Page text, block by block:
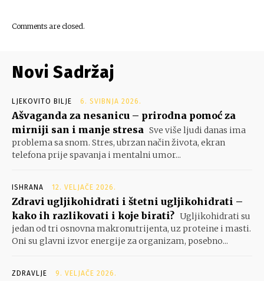
Comments are closed.
Novi Sadržaj
LJEKOVITO BILJE 6. SVIBNJA 2026.
Ašvaganda za nesanicu – prirodna pomoć za
mirniji san i manje stresa Sve više ljudi danas ima
problema sa snom. Stres, ubrzan način života, ekran
telefona prije spavanja i mentalni umor...
ISHRANA 12. VELJAČE 2026.
Zdravi ugljikohidrati i štetni ugljikohidrati –
kako ih razlikovati i koje birati? Ugljikohidrati su
jedan od tri osnovna makronutrijenta, uz proteine i masti.
Oni su glavni izvor energije za organizam, posebno...
ZDRAVLJE 9. VELJAČE 2026.